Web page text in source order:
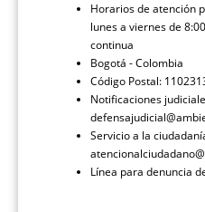
Horarios de atención
lunes a viernes de
continua
Bogotá - Colombia
Código Postal:
Notificaciones
Servicio a la
Línea para denuncia